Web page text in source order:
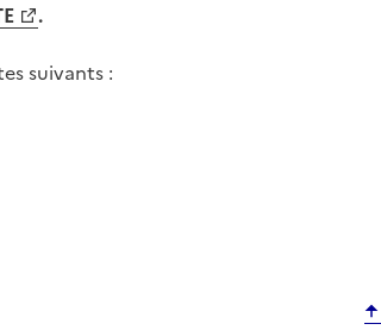
.
suivants :